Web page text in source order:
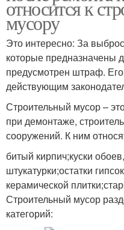
относится к
мусору
Это интересно: За
которые предназначены
предусмотрен штраф.
действующим
Строительный мусор –
при демонтаже,
сооружений. К ним
битый кирпич;куски
штукатурки;остатки
керамической
Строительный мусор
категорий: